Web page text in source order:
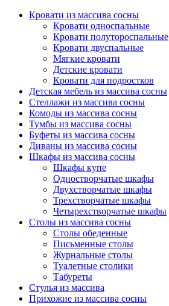
Кровати из массива сосны
Кровати односпальные
Кровати полутороспальные
Кровати двуспальные
Мягкие кровати
Детские кровати
Кровати для подростков
Детская мебель из массива сосны
Стеллажи из массива сосны
Комоды из массива сосны
Тумбы из массива сосны
Буфеты из массива сосны
Диваны из массива сосны
Шкафы из массива сосны
Шкафы купе
Одностворчатые шкафы
Двухстворчатые шкафы
Трехстворчатые шкафы
Четырехстворчатые шкафы
Столы из массива сосны
Столы обеденные
Письменные столы
Журнальные столы
Туалетные столики
Табуреты
Стулья из массива
Прихожие из массива сосны